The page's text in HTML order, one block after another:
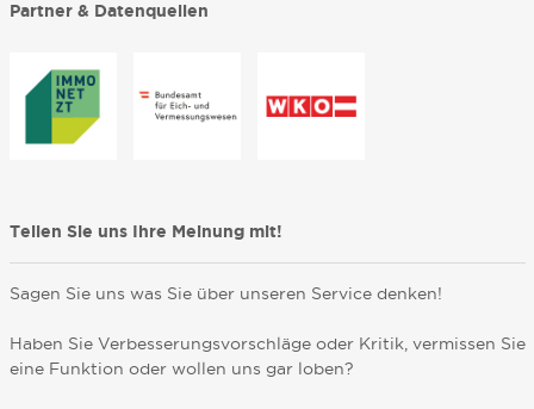
Partner & Datenquellen
Teilen Sie uns Ihre Meinung mit!
Sagen Sie uns was Sie über unseren Service denken!
Haben Sie Verbesserungsvorschläge oder Kritik, vermissen Sie
eine Funktion oder wollen uns gar loben?